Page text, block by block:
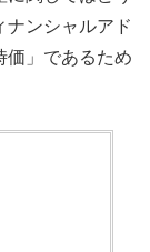
ナンシャルアド
価」であるため